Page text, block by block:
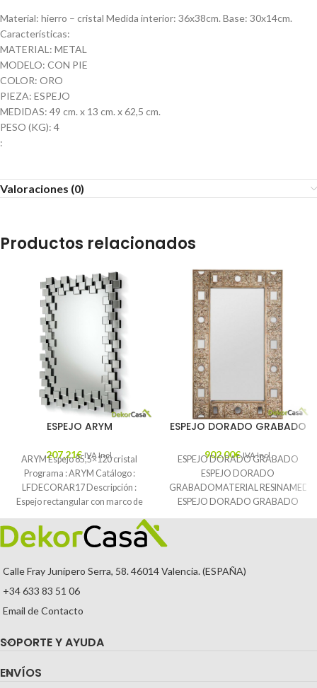
Material: hierro – cristal Medida interior: 36x38cm. Base: 30x14cm.
Características:
MATERIAL: METAL
MODELO: CON PIE
COLOR: ORO
PIEZA: ESPEJO
MEDIDAS: 49 cm. x 13 cm. x 62,5 cm.
PESO (KG): 4
:
Valoraciones (0)
Productos relacionados
ESPEJO ARYM
207,21€ IVA Incl.
ARYM Espejo 85,5×120 cristal
Programa : ARYM Catálogo :
LFDECORAR17 Descripción :
Espejo rectangular con marco de
cristal biselado en
ESPEJO DORADO GRABADO
902,00€ IVA Incl.
ESPEJO DORADO GRABADO
ESPEJO DORADO
GRABADOMATERIAL
ESPEJO DORADO GRABADO
Calle Fray Junípero Serra, 58. 46014 Valencia. (ESPAÑA)
+34 633 83 51 06
Email de Contacto
SOPORTE Y AYUDA
ENVÍOS